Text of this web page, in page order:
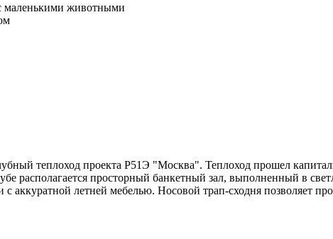
животными
теплоход проекта Р51Э "Москва". Теплоход прошел
располагается просторный банкетный зал, выполненный в
аккуратной летней мебелью. Носовой трап-сходня позволяет